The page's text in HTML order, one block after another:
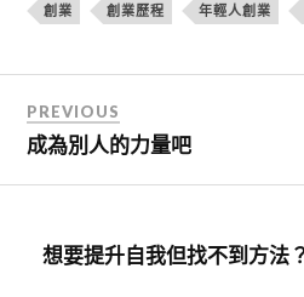
創業 創業歷程 年輕人創業
PREVIOUS
成為別人的力量吧
想要提升自我但找不到方法